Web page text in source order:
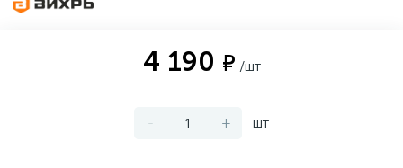
4 190 ₽ /шт
- + шт